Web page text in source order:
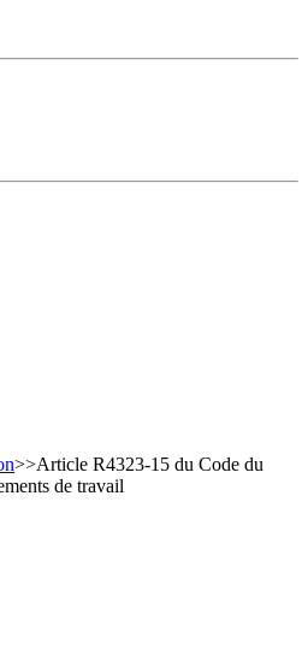
>>Article R4323-15 du Code du
de travail